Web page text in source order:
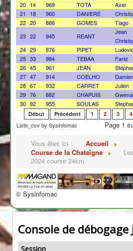
20 14 969 TOTA Axel
21
18 960 DANIERE
22 20 886 GOMES Tiago
23 22 945 REANT
Jean
24 29 876 PIPET Ludovic
25 33 984 TEBAA Farid
26 45 961 JEAN
27 47 914 COELHO Damien
28 67 932 CARRET Julien
29 76 882 CHAPUIS
30 92 955 SOULAS
Début Précédent 1 2 3 4
Liste_csv by Sysinfomac
Page 1
Vous êtes ici :
Accueil
Course de la Chataîgne
2024 course 24km
© Sysinfomac
Console de débogage
Session